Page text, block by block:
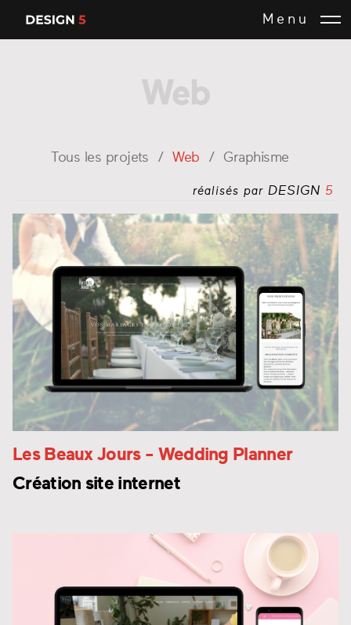
Menu
Web
Tous les projets Web Graphisme
réalisés par DESIGN5
Les Beaux Jours - Wedding Planner
Création site internet